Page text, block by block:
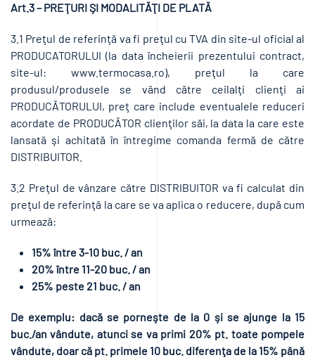
Art.3 – PREŢURI ŞI MODALITĂŢI DE PLATĂ
3.1 Preţul de referinţă va fi preţul cu TVA din site-ul oficial al
PRODUCATORULUI (la data încheierii prezentului contract,
site-ul: www.termocasa.ro), preţul la care
produsul/produsele se vând către ceilalţi clienţi ai
PRODUCĂTORULUI, preţ care include eventualele reduceri
acordate de PRODUCĂTOR clienţilor săi, la data la care este
lansată şi achitată în întregime comanda fermă de către
DISTRIBUITOR.
3.2 Preţul de vânzare către DISTRIBUITOR va fi calculat din
preţul de referinţă la care se va aplica o reducere, după cum
urmează:
15% între 3-10 buc. / an
20% între 11-20 buc. / an
25% peste 21 buc. / an
De exemplu: dacă se porneşte de la 0 şi se ajunge la 15
buc./an vândute, atunci se va primi 20% pt. toate pompele
vândute, doar că pt. primele 10 buc. diferenţa de la 15% până